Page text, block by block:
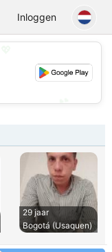
Inloggen
29 jaar
Bogotá (Usaquen)